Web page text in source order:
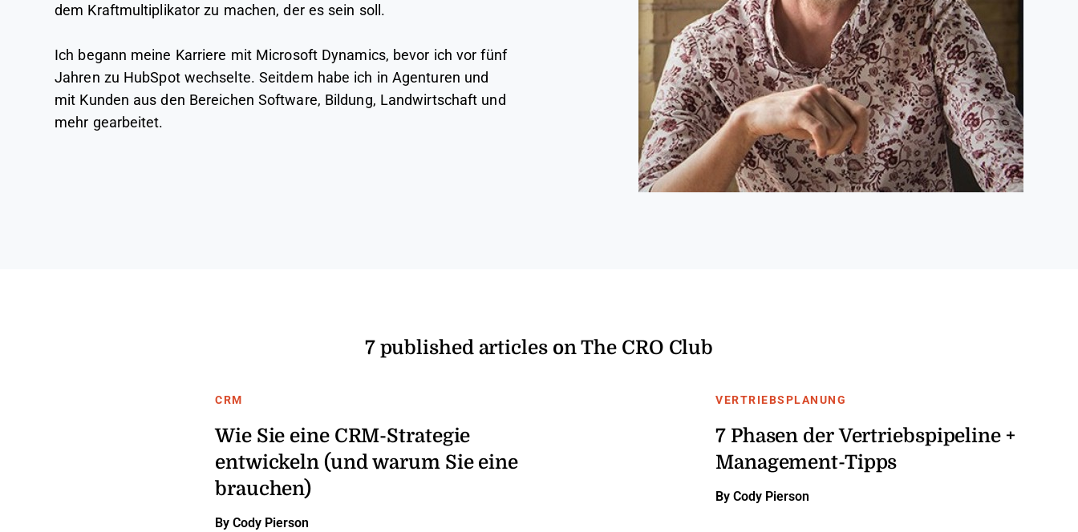
dem Kraftmultiplikator zu machen, der es sein soll.
Ich begann meine Karriere mit Microsoft Dynamics, bevor ich vor fünf
Jahren zu HubSpot wechselte. Seitdem habe ich in Agenturen und
mit Kunden aus den Bereichen Software, Bildung, Landwirtschaft und
mehr gearbeitet.
7 published articles on The CRO Club
CRM
Wie Sie eine CRM-Strategie
entwickeln (und warum Sie eine
brauchen)
By Cody Pierson
VERTRIEBSPLANUNG
7 Phasen der Vertriebspipeline +
Management-Tipps
By Cody Pierson